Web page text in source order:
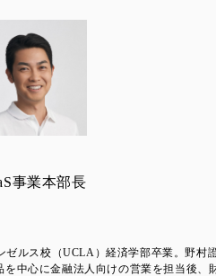
事業本部長
ゼルス校（UCLA）経済学部卒業。野村
中心に金融法人向けの営業を担当後、